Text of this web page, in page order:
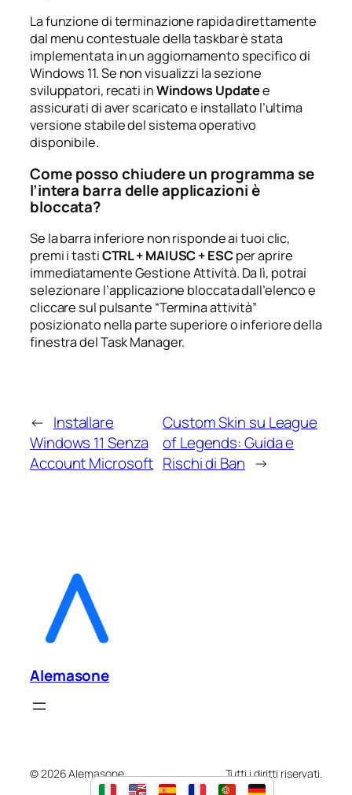
La funzione di terminazione rapida direttamente
dal menu contestuale della taskbar è stata
implementata in un aggiornamento specifico di
Windows 11. Se non visualizzi la sezione
sviluppatori, recati inWindows Updatee
assicurati di aver scaricato e installato l’ultima
versione stabile del sistema operativo
disponibile.
Come posso chiudere un programma se
l’intera barra delle applicazioni è
bloccata?
Se la barra inferiore non risponde ai tuoi clic,
premi i tastiCTRL + MAIUSC + ESCper aprire
immediatamente Gestione Attività. Da lì, potrai
selezionare l’applicazione bloccata dall’elenco e
cliccare sul pulsante “Termina attività”
posizionato nella parte superiore o inferiore della
finestra del Task Manager.
← Installare
Windows 11 Senza
Account Microsoft
Custom Skin su League
of Legends: Guida e
Rischi di Ban →
Alemasone
© 2026 Alemasone. Tutti i diritti riservati.